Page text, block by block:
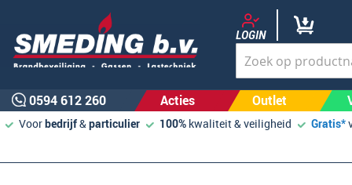
LOGIN
0594 612 260 Acties Outlet
Voorbedrijf&particulier 100% kwaliteit & veiligheid Gratis*